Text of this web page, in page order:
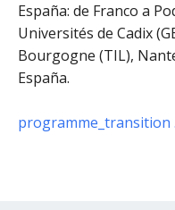
España: de Franco a
Universités de Cadix
Bourgogne (TIL),
España.
programme_transition